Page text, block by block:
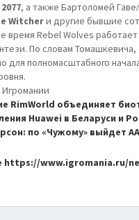
, а также Бартоломей
Witcherи другие бывшие
время Rebel Wolves
По словам
для полномасштабного
RimWorld объединяет
Huawei в Беларуси и
по «Чужому» выйдет
https://www.igromania.ru/